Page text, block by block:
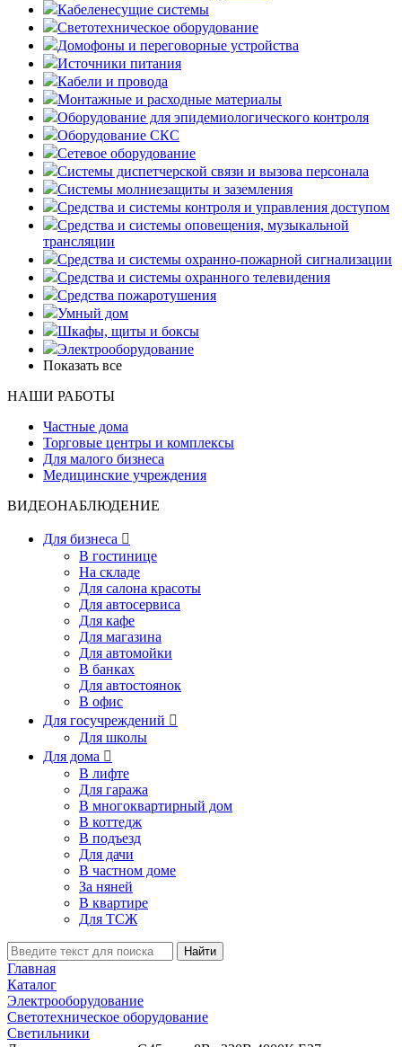
Кабеленесущие системы
Светотехническое оборудование
Домофоны и переговорные устройства
Источники питания
Кабели и провода
Монтажные и расходные материалы
Оборудование для эпидемиологического контроля
Оборудование СКС
Сетевое оборудование
Системы диспетчерской связи и вызова персонала
Системы молниезащиты и заземления
Средства и системы контроля и управления доступом
Средства и системы оповещения, музыкальной
трансляции
Средства и системы охранно-пожарной сигнализации
Средства и системы охранного телевидения
Средства пожаротушения
Умный дом
Шкафы, щиты и боксы
Электрооборудование
Показать все
НАШИ РАБОТЫ
Частные дома
Торговые центры и комплексы
Для малого бизнеса
Медицинские учреждения
ВИДЕОНАБЛЮДЕНИЕ
Для бизнеса 
В гостинице
На складе
Для салона красоты
Для автосервиса
Для кафе
Для магазина
Для автомойки
В банках
Для автостоянок
В офис
Для госучреждений 
Для школы
Для дома 
В лифте
Для гаража
В многоквартирный дом
В коттедж
В подъезд
Для дачи
В частном доме
За няней
В квартире
Для ТСЖ
Найти
Главная
Каталог
Электрооборудование
Светотехническое оборудование
Светильники